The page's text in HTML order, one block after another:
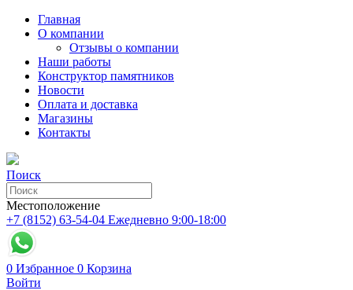
Главная
О компании
Отзывы о компании
Наши работы
Конструктор памятников
Новости
Оплата и доставка
Магазины
Контакты
Поиск
Местоположение
+7 (8152) 63-54-04 Ежедневно 9:00-18:00
0 Избранное 0 Корзина
Войти